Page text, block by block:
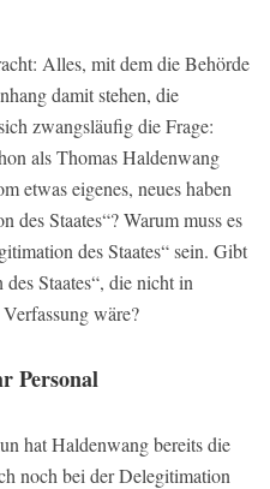
Alles, mit dem die Behörde
damit stehen, die
zwangsläufig die Frage:
als Thomas Haldenwang
etwas eigenes, neues haben
Staates“? Warum muss es
des Staates“ sein. Gibt
Staates“, die nicht in
wäre?
Personal
hat Haldenwang bereits die
noch bei der Delegitimation